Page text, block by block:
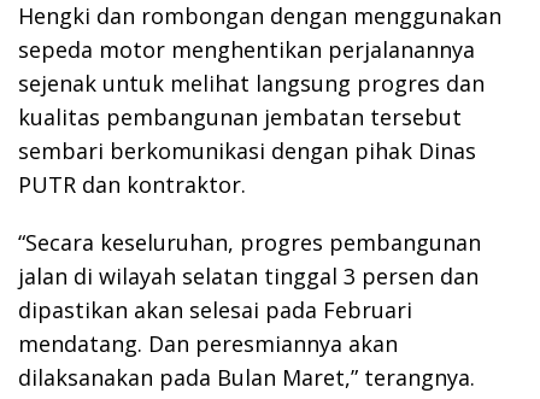
Hengki dan rombongan dengan menggunakan
sepeda motor menghentikan perjalanannya
sejenak untuk melihat langsung progres dan
kualitas pembangunan jembatan tersebut
sembari berkomunikasi dengan pihak Dinas
PUTR dan kontraktor.
“Secara keseluruhan, progres pembangunan
jalan di wilayah selatan tinggal 3 persen dan
dipastikan akan selesai pada Februari
mendatang. Dan peresmiannya akan
dilaksanakan pada Bulan Maret,” terangnya.